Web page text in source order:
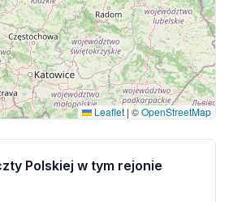
Leaflet | ©OpenStreetMap
Polskiej w tym rejonie